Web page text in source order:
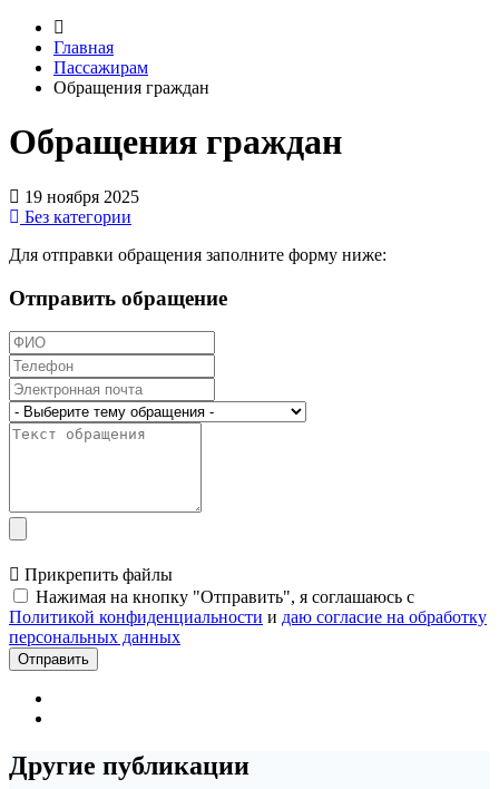
Главная
Пассажирам
Обращения граждан
Обращения граждан
19 ноября 2025
Без категории
Для отправки обращения заполните форму ниже:
Отправить обращение
Прикрепить файлы
Нажимая на кнопку "Отправить", я соглашаюсь с
Политикой конфиденциальности и даю согласие на обработку
персональных данных
Отправить
Другие публикации